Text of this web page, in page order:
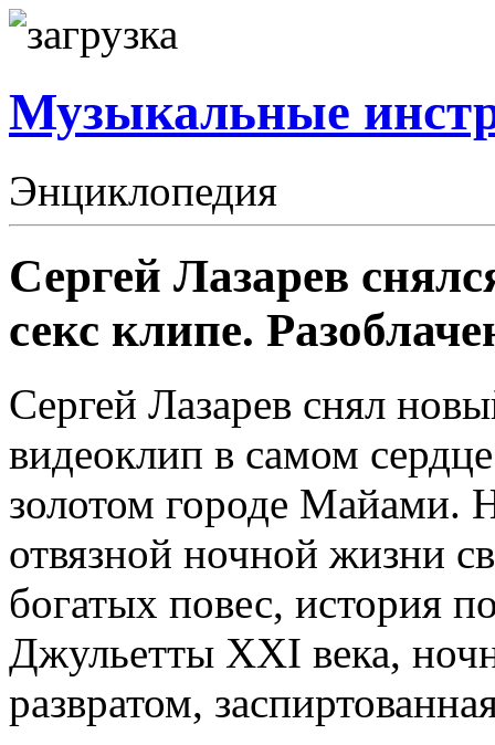
Музыкальные
Энциклопедия
Сергей Лазарев
секс клипе.
Сергей Лазарев снял
видеоклип в самом
золотом городе Майами.
отвязной ночной жизни
богатых повес, история
Джульетты XXI века,
развратом,